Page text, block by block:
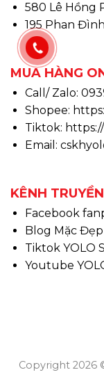
580 Lê Hồng
195 Phan
MUA HÀNG
Call/ Zalo:
Shopee:
Tiktok:
Email:
KÊNH
Facebook
Blog Mặc
Tiktok YOLO
Youtube
Copyright 2026